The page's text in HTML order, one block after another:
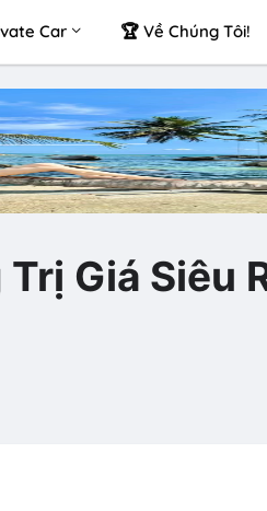
Car 🏆 Về Chúng Tôi!
Giá Siêu